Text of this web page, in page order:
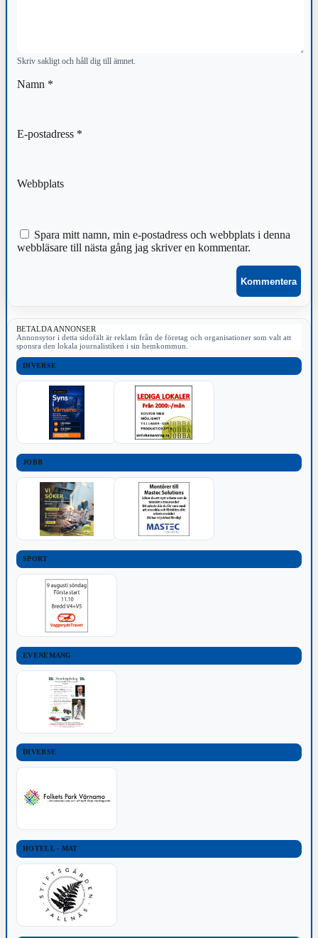
Skriv sakligt och håll dig till ämnet.
Namn *
E-postadress *
Webbplats
Spara mitt namn, min e-postadress och webbplats i denna
webbläsare till nästa gång jag skriver en kommentar.
BETALDA ANNONSER
Annonsytor i detta sidofält är reklam från de företag och organisationer som valt att
sponsra den lokala journalistiken i sin hemkommun.
DIVERSE
JOBB
SPORT
EVENEMANG
DIVERSE
HOTELL - MAT